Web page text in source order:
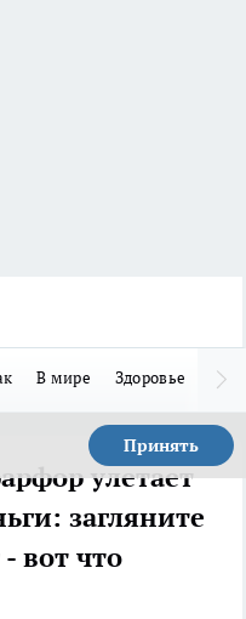
В мире Здоровье
Принять
улетает
загляните
вот что